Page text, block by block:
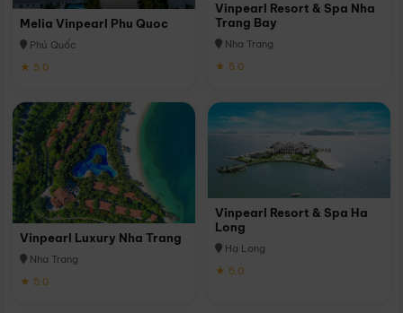
Melia Vinpearl Phu Quoc
Phú Quốc
★ 5.0
Vinpearl Resort & Spa Nha
Trang Bay
Nha Trang
★ 5.0
Vinpearl Luxury Nha Trang
Nha Trang
★ 5.0
Vinpearl Resort & Spa Ha
Long
Hạ Long
★ 5.0